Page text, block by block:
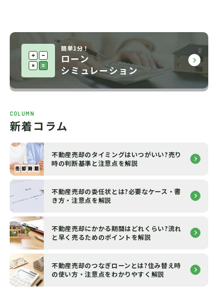
簡単1分！
ローン
シミュレーション
COLUMN
新着コラム
不動産売却のタイミングはいつがいい?売り
時の判断基準と注意点を解説
不動産売却の委任状とは?必要なケース・書
き方・注意点を解説
不動産売却にかかる期間はどれくらい?流れ
と早く売るためのポイントを解説
不動産売却のつなぎローンとは?住み替え時
の使い方・注意点をわかりやすく解説